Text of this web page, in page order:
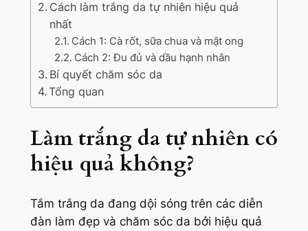
Cách làm trắng da tự nhiên hiệu quả
nhất
Cách 1: Cà rốt, sữa chua và mật ong
Cách 2: Đu đủ và dầu hạnh nhân
Bí quyết chăm sóc da
Tổng quan
Làm trắng da tự nhiên có
hiệu quả không?
Tắm trắng da đang dội sóng trên các diễn
đàn làm đẹp và chăm sóc da bởi hiệu quả